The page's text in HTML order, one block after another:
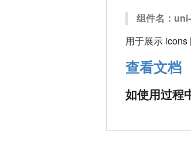
组件名：
用于展示 icons
查看文档
如使用过程